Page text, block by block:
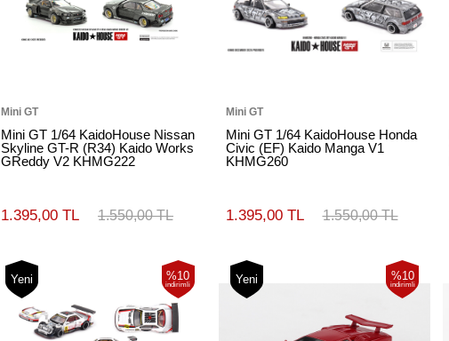
Mini GT
Mini GT 1/64 KaidoHouse Nissan
Skyline GT-R (R34) Kaido Works
GReddy V2 KHMG222
1.550,00 TL
1.395,00 TL
Mini GT
Mini GT 1/64 KaidoHouse Honda
Civic (EF) Kaido Manga V1
KHMG260
1.550,00 TL
1.395,00 TL
%10
indirimli
Yeni %10
indirimli
Yeni